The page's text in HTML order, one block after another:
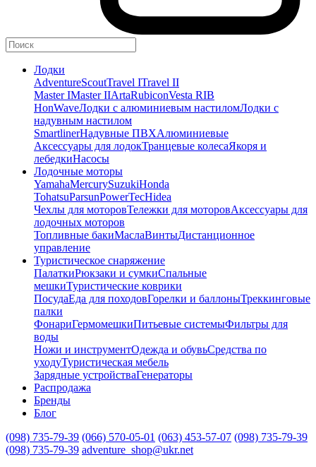
Лодки
AdventureScoutTravel ITravel II
Master IMaster IIArtaRubiconVesta RIB
HonWaveЛодки с алюминиевым настиломЛодки с
надувным настилом
SmartlinerНадувные ПВХАлюминиевые
Аксессуары для лодокТранцевые колесаЯкоря и
лебедкиНасосы
Лодочные моторы
YamahaMercurySuzukiHonda
TohatsuParsunPowerTecHidea
Чехлы для моторовТележки для моторовАксессуары для
лодочных моторов
Топливные бакиМаслаВинтыДистанционное
управление
Туристическое снаряжение
ПалаткиРюкзаки и сумкиСпальные
мешкиТуристические коврики
ПосудаЕда для походовГорелки и баллоныТреккинговые
палки
ФонариГермомешкиПитьевые системыФильтры для
воды
Ножи и инструментОдежда и обувьСредства по
уходуТуристическая мебель
Зарядные устройстваГенераторы
Распродажа
Бренды
Блог
(098) 735-79-39 (066) 570-05-01 (063) 453-57-07 (098) 735-79-39
(098) 735-79-39 adventure_shop@ukr.net